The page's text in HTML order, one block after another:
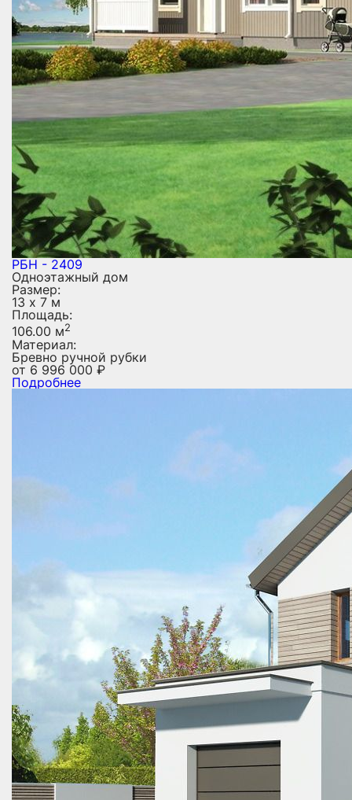
РБН - 2409
Одноэтажный дом
Размер:
13 х 7 м
Площадь:
106.00 м2
Материал:
Бревно ручной рубки
от 6 996 000 ₽
Подробнее